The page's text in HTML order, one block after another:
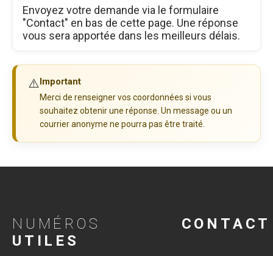
Envoyez votre demande via le formulaire
"Contact" en bas de cette page. Une réponse
vous sera apportée dans les meilleurs délais.
⚠️Important
Merci de renseigner vos coordonnées si vous
souhaitez obtenir une réponse. Un message ou un
courrier anonyme ne pourra pas être traité.
NUMÉROS
UTILES
CONTACT